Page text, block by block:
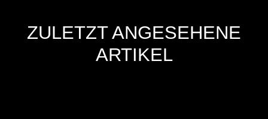
ZULETZT ANGESEHENE
ARTIKEL